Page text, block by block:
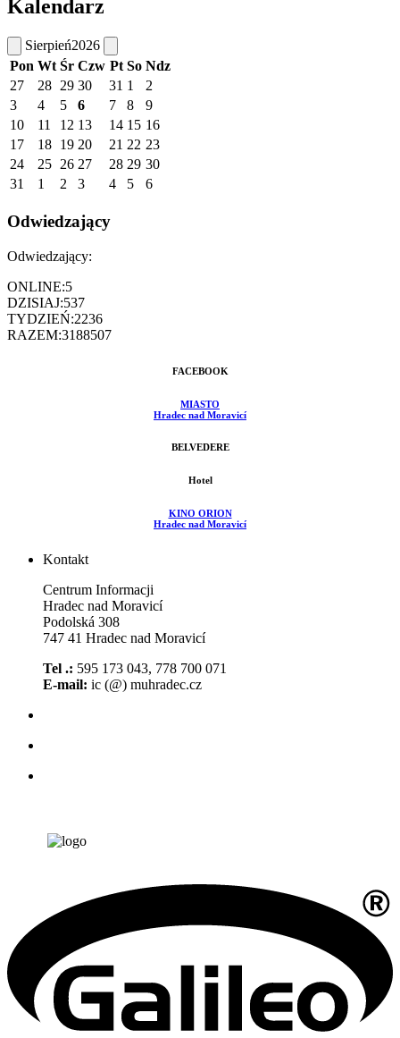
Kalendarz
Sierpień2026
Pon Wt Śr Czw Pt So Ndz
27
28 29 30 31 1
2
3
4 5 6 7 8
9
10
11 12 13 14 15 16
17
18 19 20 21 22 23
24
25 26 27 28 29 30
31
1 2 3 4 5 6
Odwiedzający
Odwiedzający:
ONLINE:5
DZISIAJ:537
TYDZIEŃ:2236
RAZEM:3188507
FACEBOOK
MIASTO
Hradec nad Moravicí
BELVEDERE
Hotel
KINO ORION
Hradec nad Moravicí
Kontakt
Centrum Informacji
Hradec nad Moravicí
Podolská 308
747 41 Hradec nad Moravicí
Tel .: 595 173 043, 778 700 071
E-mail: ic (@) muhradec.cz